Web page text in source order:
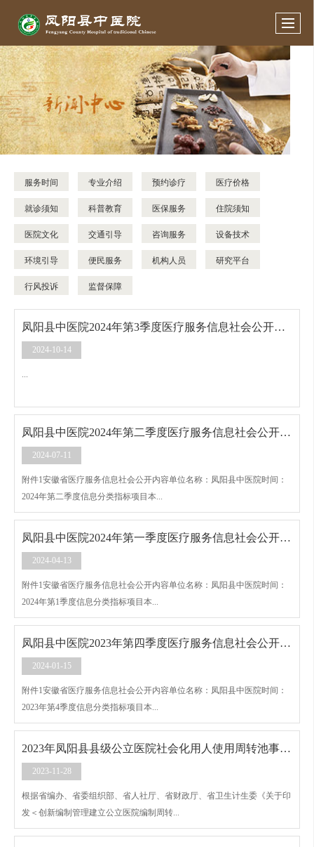
服务时间 专业介绍 预约诊疗 医疗价格
就诊须知 科普教育 医保服务 住院须知
医院文化 交通引导 咨询服务 设备技术
环境引导 便民服务 机构人员 研究平台
行风投诉 监督保障
凤阳县中医院2024年第3季度医疗服务信息社会公开内容
2024-10-14
...
凤阳县中医院2024年第二季度医疗服务信息社会公开内容
2024-07-11
附件1安徽省医疗服务信息社会公开内容单位名称：凤阳县中医院时间：
2024年第二季度信息分类指标项目本...
凤阳县中医院2024年第一季度医疗服务信息社会公开内容
2024-04-13
附件1安徽省医疗服务信息社会公开内容单位名称：凤阳县中医院时间：
2024年第1季度信息分类指标项目本...
凤阳县中医院2023年第四季度医疗服务信息社会公开内容
2024-01-15
附件1安徽省医疗服务信息社会公开内容单位名称：凤阳县中医院时间：
2023年第4季度信息分类指标项目本...
2023年凤阳县县级公立医院社会化用人使用周转池事业编制管理实施方案
2023-11-28
根据省编办、省委组织部、省人社厅、省财政厅、省卫生计生委《关于印
发＜创新编制管理建立公立医院编制周转...